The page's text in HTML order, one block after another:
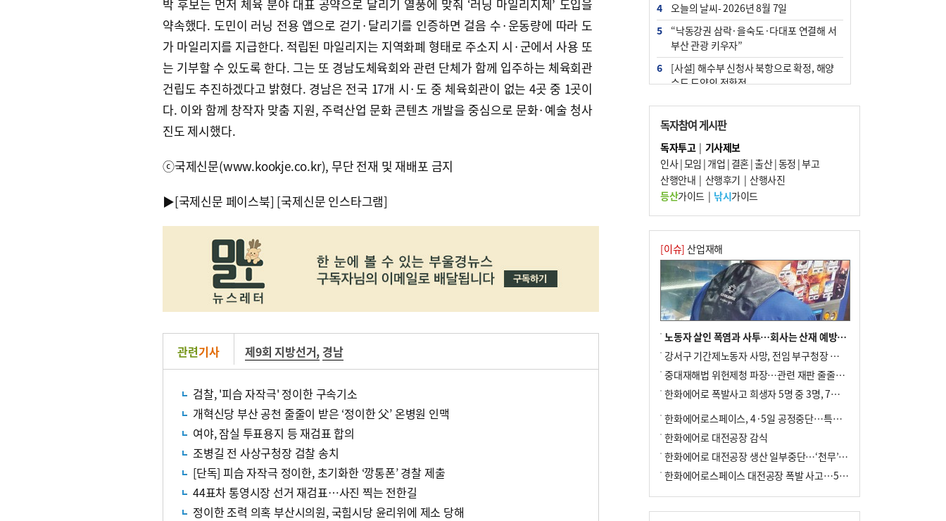
박 후보는 먼저 체육 분야 대표 공약으로 달리기 열풍에 맞춰 ‘러닝 마일리지제’ 도입을
약속했다. 도민이 러닝 전용 앱으로 걷기·달리기를 인증하면 걸음 수·운동량에 따라 도
가 마일리지를 지급한다. 적립된 마일리지는 지역화폐 형태로 주소지 시·군에서 사용 또
는 기부할 수 있도록 한다. 그는 또 경남도체육회와 관련 단체가 함께 입주하는 체육회관
건립도 추진하겠다고 밝혔다. 경남은 전국 17개 시·도 중 체육회관이 없는 4곳 중 1곳이
다. 이와 함께 창작자 맞춤 지원, 주력산업 문화 콘텐츠 개발을 중심으로 문화·예술 청사
진도 제시했다.
ⓒ국제신문(www.kookje.co.kr), 무단 전재 및 재배포 금지
▶[국제신문 페이스북] [국제신문 인스타그램]
관련기사 제9회 지방선거, 경남
검찰, '피습 자작극' 정이한 구속기소
개혁신당 부산 공천 줄줄이 받은 ‘정이한 父’ 온병원 인맥
여야, 잠실 투표용지 등 재검표 합의
조병길 전 사상구청장 검찰 송치
[단독] 피습 자작극 정이한, 초기화한 ‘깡통폰’ 경찰 제출
44표차 통영시장 선거 재검표…사진 찍는 전한길
정이한 조력 의혹 부산시의원, 국힘시당 윤리위에 제소 당해
4
오늘의 날씨- 2026년 8월 7일
5
“낙동강권 삼락·을숙도·다대포 연결해 서
부산 관광 키우자”
6
[사설] 해수부 신청사 북항으로 확정, 해양
수도 도약의 전환점
7
피란마을 67년 역사인데…전교생 24명 아
미초 통폐합 기로
8
부울경 주말부터 비소식…‘극한 폭염’ 한풀
꺾일 듯
9
외국인 선원 ‘인신매매 경유지’ 된 부산…
우려가 현실로
10 수사독점 책임 커진 경찰, 방치사건 해결 부
랴부랴 속도전
독자참여 게시판
독자투고| 기사제보
인사|모임 | 개업 | 결혼|출산|동정 |부고
산행안내 | 산행후기 | 산행사진
등산가이드| 낚시가이드
[이슈] 산업재해
노동자 살인 폭염과 사투…회사는 산재 예방·전기료 절감 전력
강서구 기간제노동자 사망, 전임 부구청장 檢 송치
중대재해법 위헌제청 파장…관련 재판 줄줄이 브레이크
한화에어로 폭발사고 희생자 5명 중 3명, 7일 영면
한화에어로스페이스, 4·5일 공정중단…특별 안전점검
한화에어로 대전공장 감식
한화에어로 대전공장 생산 일부중단…‘천무’ 수출 비상
한화에어로스페이스 대전공장 폭발 사고…5명 사망·2명 부상(종합)